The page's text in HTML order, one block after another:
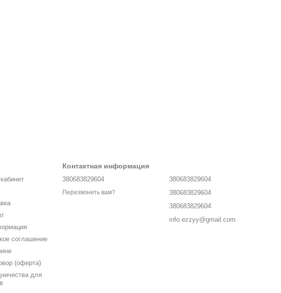
соглашение
(оферта)
для
Контактная информация
380683829604
Перезвонить вам?
380683829604
380683829604
380683829604
info.ezzyy@gmail.com